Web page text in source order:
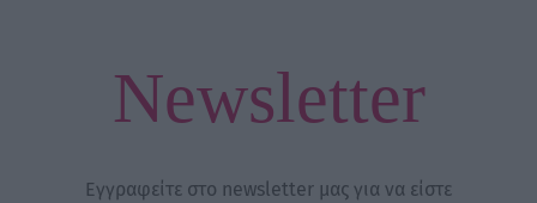
Newsletter
Εγγραφείτε στο newsletter μας για να είστε